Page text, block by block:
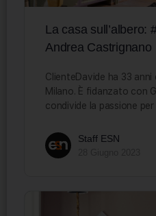
La casa sull’albero:
Andrea Castrignano
ClienteDavide ha 33
Milano. È fidanzato con
condivide la passione
Staff ESN